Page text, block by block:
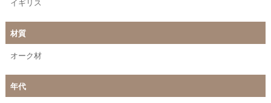
イギリス
材質
オーク材
年代